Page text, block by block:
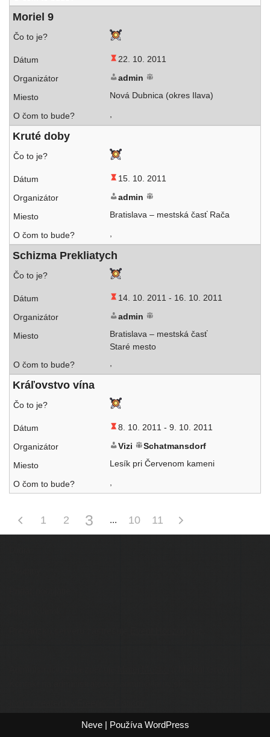
Moriel 9
22. 10. 2011
admin
Nová Dubnica (okres Ilava)
,
Kruté doby
15. 10. 2011
admin
Bratislava – mest­ská časť Rača
,
Schizma Prekliatych
14. 10. 2011 - 16. 10. 2011
admin
Bratislava – mest­ská časť
Staré mesto
,
Kráľovstvo vína
8. 10. 2011 - 9. 10. 2011
Vizi
Schatmansdorf
Lesík pri Červenom kameni
,
1 2 3 10 11
Neve| Používa WordPress